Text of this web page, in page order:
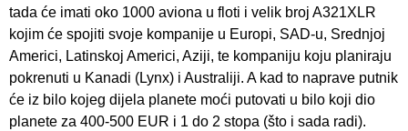
tada će imati oko 1000 aviona u floti i velik broj A321XLR
kojim će spojiti svoje kompanije u Europi, SAD-u, Srednjoj
Americi, Latinskoj Americi, Aziji, te kompaniju koju planiraju
pokrenuti u Kanadi (Lynx) i Australiji. A kad to naprave putnik
će iz bilo kojeg dijela planete moći putovati u bilo koji dio
planete za 400-500 EUR i 1 do 2 stopa (što i sada radi).